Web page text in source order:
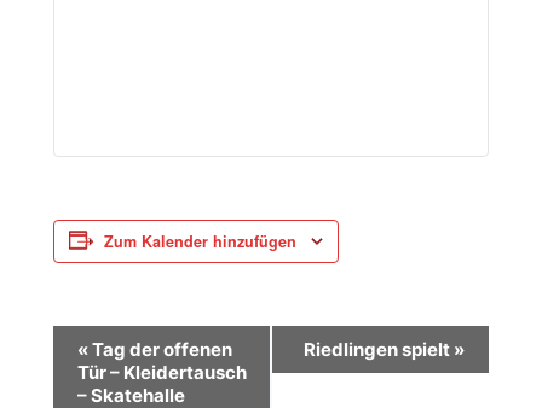
Zum Kalender hinzufügen
«Tag der offenen
Tür – Kleidertausch
– Skatehalle
Riedlingen spielt »